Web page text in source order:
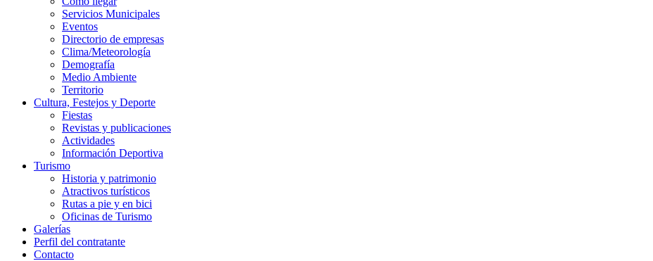
Servicios Municipales
Eventos
Directorio de empresas
Clima/Meteorología
Demografía
Medio Ambiente
Territorio
Cultura, Festejos y Deporte
Fiestas
Revistas y publicaciones
Actividades
Información Deportiva
Turismo
Historia y patrimonio
Atractivos turísticos
Rutas a pie y en bici
Oficinas de Turismo
Galerías
Perfil del contratante
Contacto